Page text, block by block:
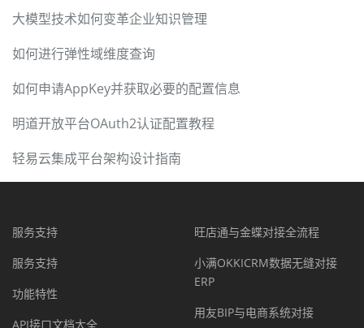
大模型技术如何变革企业知识管理
如何进行弹性域维度查询
如何申请AppKey并获取必要的配置信息
明道开放平台OAuth2认证配置教程
轻易云集成平台架构设计指南
服务支持
服务支持
功能特性
API接口文档大全
旺店通与金蝶对接全流程
小满OKKICRM数据无缝对接
ERP
用友BIP与电商系统对接